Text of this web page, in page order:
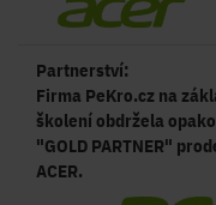
Partnerství:
Firma PeKro.cz na
školení obdržela
"GOLD PARTNER"
ACER.